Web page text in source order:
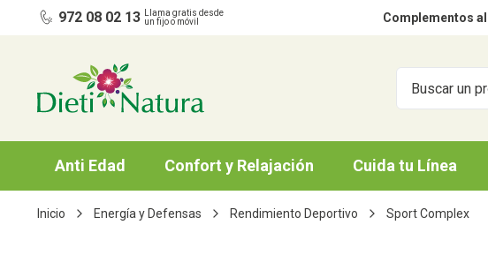
Ir al contenido972 08 02 13
Llama gratis desde
un fijo o móvil
Complementos
Anti Edad Confort y Relajación Cuida tu Línea
Inicio Energía y Defensas Rendimiento Deportivo Sport Complex